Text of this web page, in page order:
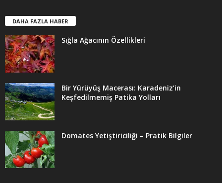
DAHA FAZLA HABER
Sığla Ağacının Özellikleri
Bir Yürüyüş Macerası: Karadeniz’in
Keşfedilmemiş Patika Yolları
Domates Yetiştiriciliği – Pratik Bilgiler